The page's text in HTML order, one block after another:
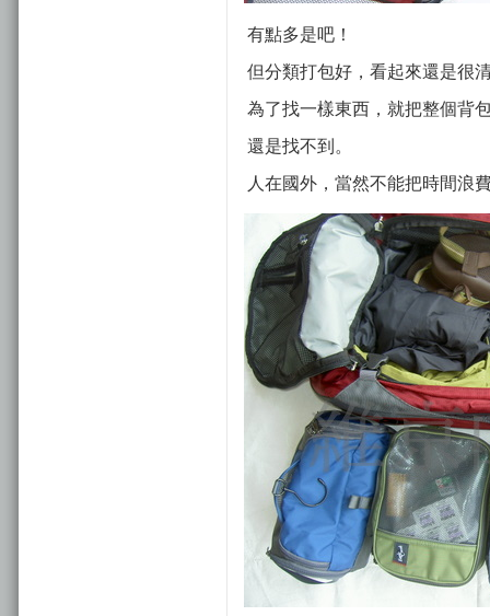
有點多是吧！
但分類打包好，看起來還是很
為了找一樣東西，就把整個背
還是找不到。
人在國外，當然不能把時間浪